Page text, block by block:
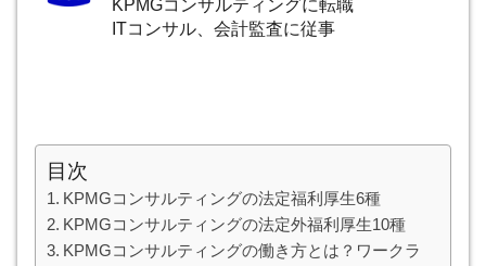
KPMGコンサルティングに転職
ITコンサル、会計監査に従事
目次
KPMGコンサルティングの法定福利厚生6種
KPMGコンサルティングの法定外福利厚生10種
KPMGコンサルティングの働き方とは？ワークラ